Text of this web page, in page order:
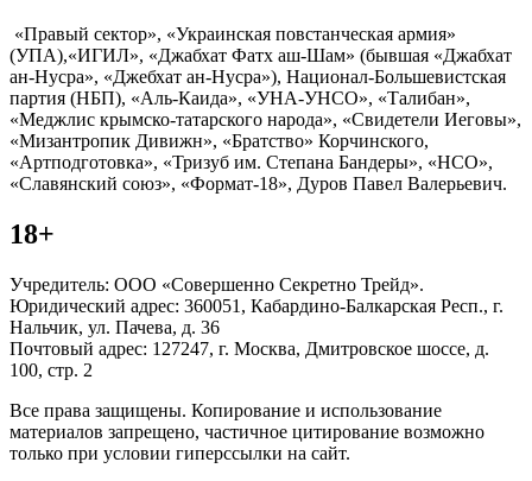
«Правый сектор», «Украинская повстанческая армия»
(УПА),«ИГИЛ», «Джабхат Фатх аш-Шам» (бывшая «Джабхат
ан-Нусра», «Джебхат ан-Нусра»), Национал-Большевистская
партия (НБП), «Аль-Каида», «УНА-УНСО», «Талибан»,
«Меджлис крымско-татарского народа», «Свидетели Иеговы»,
«Мизантропик Дивижн», «Братство» Корчинского,
«Артподготовка», «Тризуб им. Степана Бандеры», «НСО»,
«Славянский союз», «Формат-18», Дуров Павел Валерьевич.
18+
Учредитель: ООО «Совершенно Секретно Трейд».
Юридический адрес: 360051, Кабардино-Балкарская Респ., г.
Нальчик, ул. Пачева, д. 36
Почтовый адрес: 127247, г. Москва, Дмитровское шоссе, д.
100, стр. 2
Все права защищены. Копирование и использование
материалов запрещено, частичное цитирование возможно
только при условии гиперссылки на сайт.